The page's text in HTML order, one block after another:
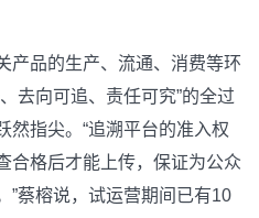
品的生产、流通、消费等环
去向可追、责任可究”的全过
然指尖。“追溯平台的准入权
合格后才能上传，保证为公众
”蔡榕说，试运营期间已有10